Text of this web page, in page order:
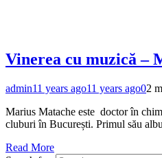
Vinerea cu muzică –
admin11 years ago11 years ago02
Marius Matache este doctor în
cluburi în București. Primul său
Read More